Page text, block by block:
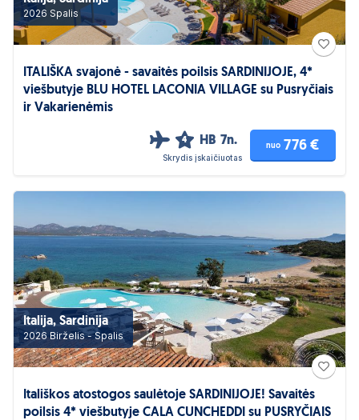
2026 Spalis
ITALIŠKA svajonė - savaitės poilsis SARDINIJOJE, 4*
viešbutyje BLU HOTEL LACONIA VILLAGE su Pusryčiais
ir Vakarienėmis
4 HB 7n.
Skrydis įskaičiuotas
nuo 776 €
Italija, Sardinija
2026 Birželis - Spalis
Itališkos atostogos saulėtoje SARDINIJOJE! Savaitės
poilsis 4* viešbutyje CALA CUNCHEDDI su PUSRYČIAIS